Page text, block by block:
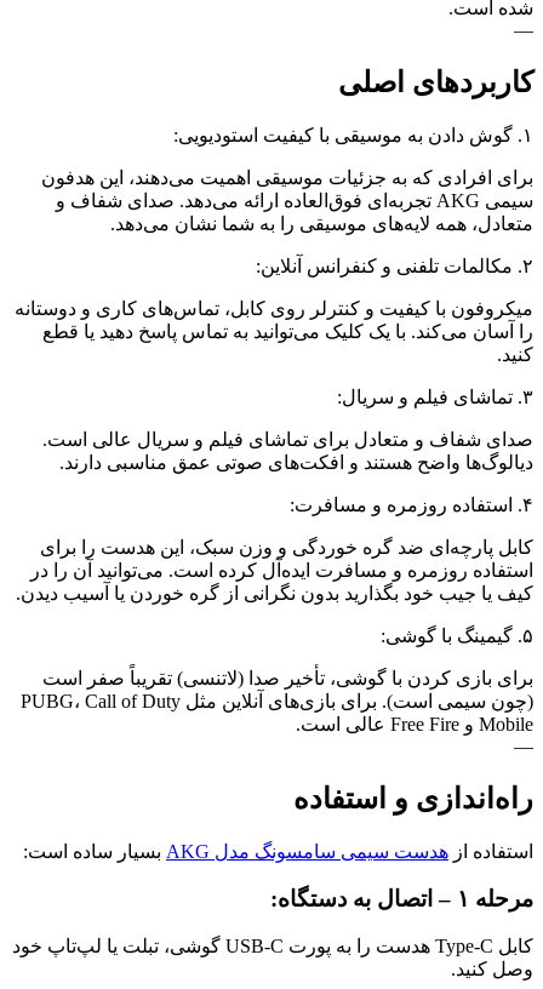
شده است.
—
کاربردهای اصلی
۱. گوش دادن به موسیقی با کیفیت استودیویی:
برای افرادی که به جزئیات موسیقی اهمیت می‌دهند، این هدفون
سیمی AKG تجربه‌ای فوق‌العاده ارائه می‌دهد. صدای شفاف و
متعادل، همه لایه‌های موسیقی را به شما نشان می‌دهد.
۲. مکالمات تلفنی و کنفرانس آنلاین:
میکروفون با کیفیت و کنترلر روی کابل، تماس‌های کاری و دوستانه
را آسان می‌کند. با یک کلیک می‌توانید به تماس پاسخ دهید یا قطع
کنید.
۳. تماشای فیلم و سریال:
صدای شفاف و متعادل برای تماشای فیلم و سریال عالی است.
دیالوگ‌ها واضح هستند و افکت‌های صوتی عمق مناسبی دارند.
۴. استفاده روزمره و مسافرت:
کابل پارچه‌ای ضد گره خوردگی و وزن سبک، این هدست را برای
استفاده روزمره و مسافرت ایده‌آل کرده است. می‌توانید آن را در
کیف یا جیب خود بگذارید بدون نگرانی از گره خوردن یا آسیب دیدن.
۵. گیمینگ با گوشی:
برای بازی کردن با گوشی، تأخیر صدا (لاتنسی) تقریباً صفر است
(چون سیمی است). برای بازی‌های آنلاین مثل PUBG، Call of Duty
Mobile و Free Fire عالی است.
—
راه‌اندازی و استفاده
استفاده از هدست سیمی سامسونگ مدل AKG بسیار ساده است:
مرحله ۱ – اتصال به دستگاه:
کابل Type-C هدست را به پورت USB-C گوشی، تبلت یا لپ‌تاپ خود
وصل کنید.